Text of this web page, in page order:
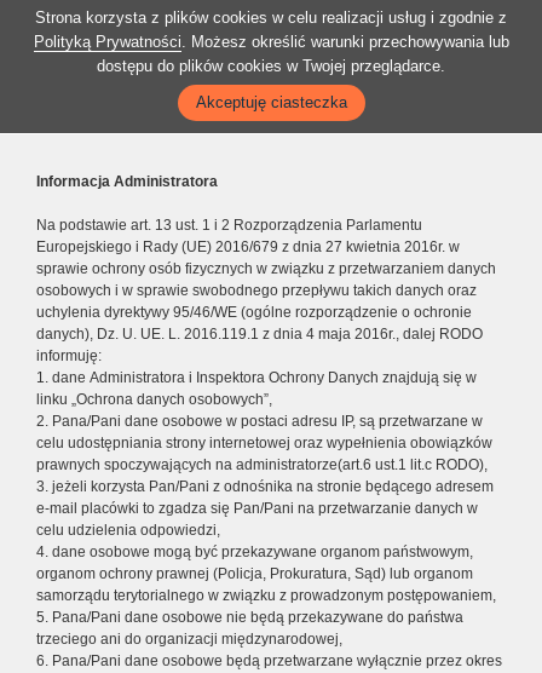
Strona korzysta z plików cookies w celu realizacji usług i zgodnie z
Polityką Prywatności. Możesz określić warunki przechowywania lub
dostępu do plików cookies w Twojej przeglądarce.
Akceptuję ciasteczka
Informacja Administratora
Na podstawie art. 13 ust. 1 i 2 Rozporządzenia Parlamentu
Europejskiego i Rady (UE) 2016/679 z dnia 27 kwietnia 2016r. w
sprawie ochrony osób fizycznych w związku z przetwarzaniem danych
osobowych i w sprawie swobodnego przepływu takich danych oraz
uchylenia dyrektywy 95/46/WE (ogólne rozporządzenie o ochronie
danych), Dz. U. UE. L. 2016.119.1 z dnia 4 maja 2016r., dalej RODO
informuję:
1. dane Administratora i Inspektora Ochrony Danych znajdują się w
linku „Ochrona danych osobowych”,
2. Pana/Pani dane osobowe w postaci adresu IP, są przetwarzane w
celu udostępniania strony internetowej oraz wypełnienia obowiązków
prawnych spoczywających na administratorze(art.6 ust.1 lit.c RODO),
3. jeżeli korzysta Pan/Pani z odnośnika na stronie będącego adresem
e-mail placówki to zgadza się Pan/Pani na przetwarzanie danych w
celu udzielenia odpowiedzi,
4. dane osobowe mogą być przekazywane organom państwowym,
organom ochrony prawnej (Policja, Prokuratura, Sąd) lub organom
samorządu terytorialnego w związku z prowadzonym postępowaniem,
5. Pana/Pani dane osobowe nie będą przekazywane do państwa
trzeciego ani do organizacji międzynarodowej,
6. Pana/Pani dane osobowe będą przetwarzane wyłącznie przez okres